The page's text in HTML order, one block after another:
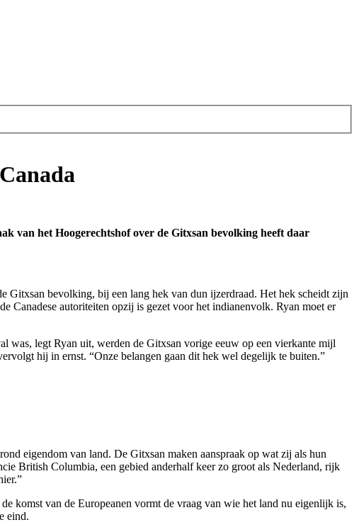
van het Hoogerechtshof over de Gitxsan bevolking heeft daar
Gitxsan bevolking, bij een lang hek van dun ijzerdraad. Het hek scheidt zijn
Canadese autoriteiten opzij is gezet voor het indianenvolk. Ryan moet er
was, legt Ryan uit, werden de Gitxsan vorige eeuw op een vierkante mijl
hij in ernst. “Onze belangen gaan dit hek wel degelijk te buiten.”
eigendom van land. De Gitxsan maken aanspraak op wat zij als hun
British Columbia, een gebied anderhalf keer zo groot als Nederland, rijk
komst van de Europeanen vormt de vraag van wie het land nu eigenlijk is,
eind.